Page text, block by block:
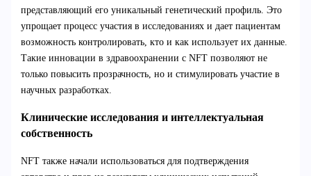
представляющий его уникальный генетический профиль. Это
упрощает процесс участия в исследованиях и дает пациентам
возможность контролировать, кто и как использует их данные.
Такие инновации в здравоохранении с NFT позволяют не
только повысить прозрачность, но и стимулировать участие в
научных разработках.
Клинические исследования и интеллектуальная
собственность
NFT также начали использоваться для подтверждения